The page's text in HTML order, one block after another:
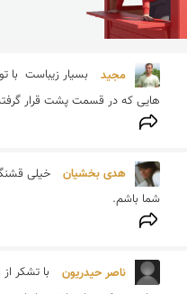
مجید
هایی كه در قسمت پشت قرار
هدی بخشیان
شما باشم.
ناصر حیدریون